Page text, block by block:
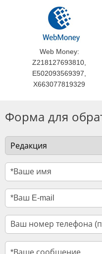
Web Money:
Z218127693810,
E502093569397,
X663077819329
Форма для